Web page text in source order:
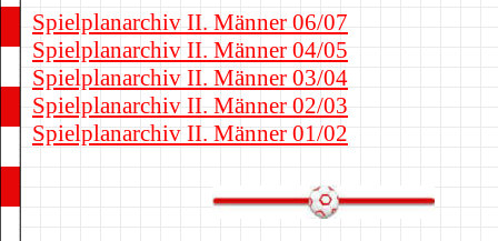
Spielplanarchiv II. Männer 06/07
Spielplanarchiv II. Männer 04/05
Spielplanarchiv II. Männer 03/04
Spielplanarchiv II. Männer 02/03
Spielplanarchiv II. Männer 01/02